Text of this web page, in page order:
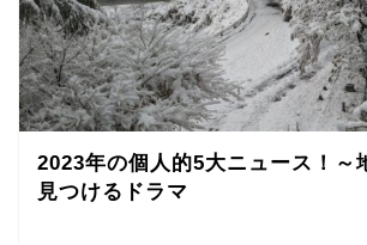
2023年の個人的5大ニュース！～
見つけるドラマ